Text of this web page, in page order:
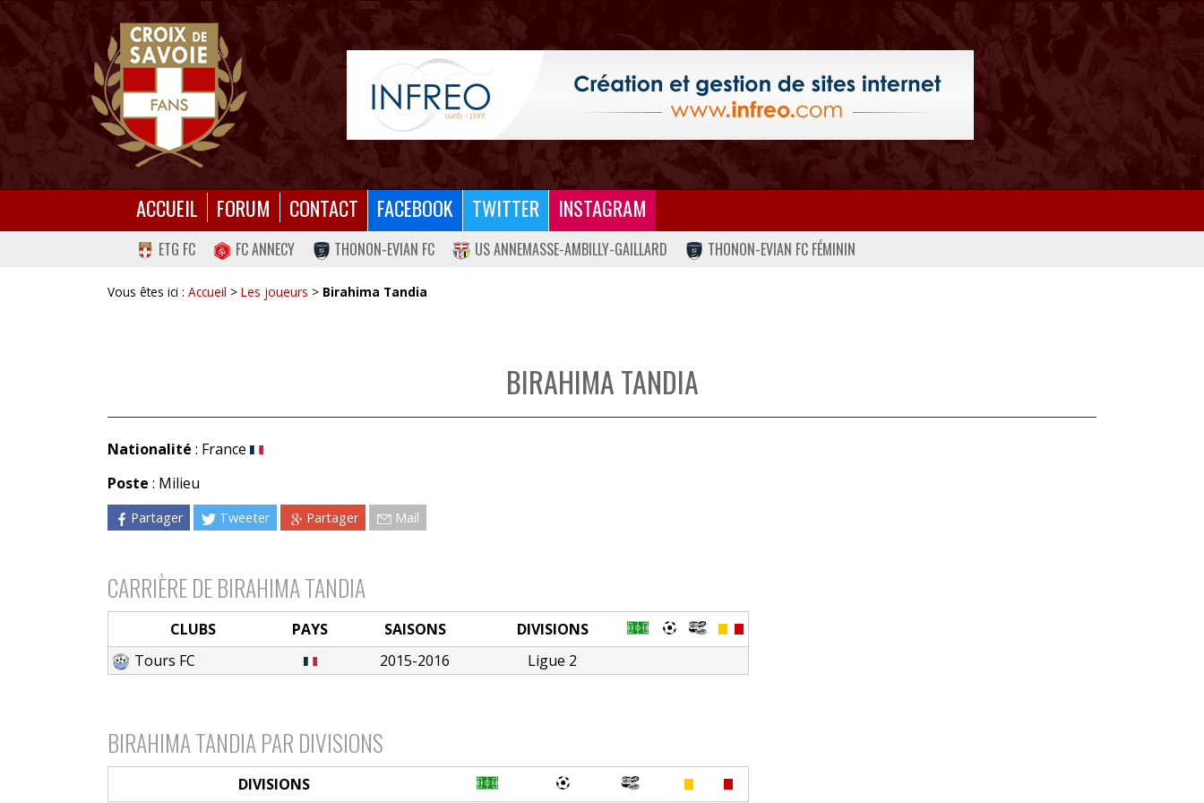
ACCUEIL FORUM CONTACT FACEBOOK TWITTER INSTAGRAM
ETG FC FC ANNECY THONON-EVIAN FC US ANNEMASSE-AMBILLY-GAILLARD THONON-EVIAN FC FÉMININ
Vous êtes ici : Accueil > Les joueurs > Birahima Tandia
BIRAHIMA TANDIA
Nationalité : France
Poste : Milieu
Partager Tweeter Partager Mail
CARRIÈRE DE BIRAHIMA TANDIA
CLUBS PAYS SAISONS
DIVISIONS
Tours FC
2015-2016 Ligue 2
BIRAHIMA TANDIA PAR DIVISIONS
DIVISIONS